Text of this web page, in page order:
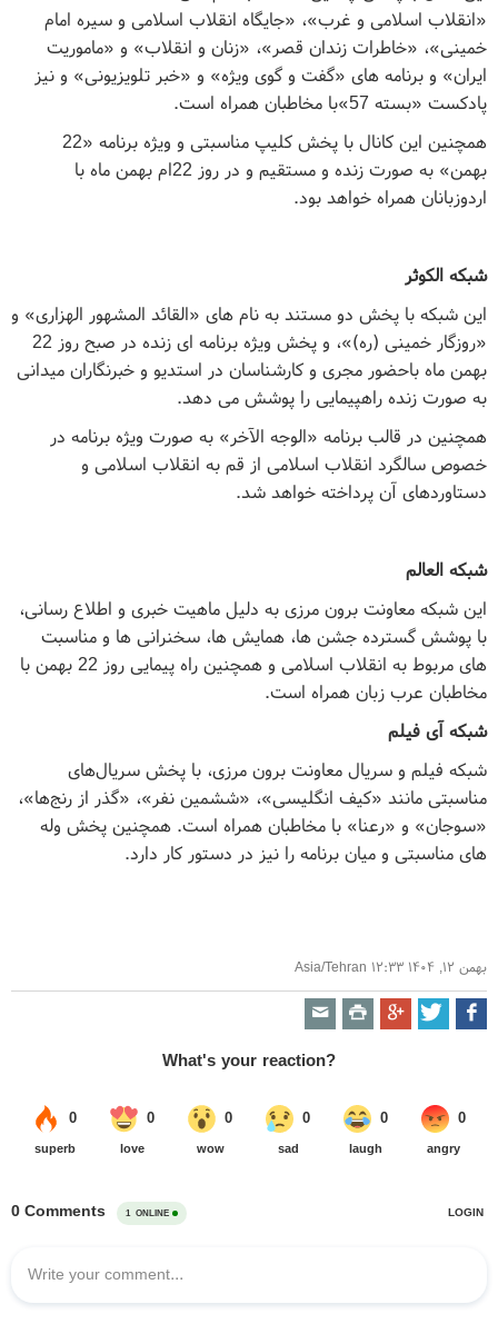
«انقلاب اسلامی و غرب»، «جایگاه انقلاب اسلامی و سیره امام
خمینی»، «خاطرات زندان قصر»، «زنان و انقلاب» و «ماموریت
ایران» و برنامه های «گفت و گوی ویژه» و «خبر تلویزیونی» و نیز
پادکست «بسته 57»با مخاطبان همراه است.
همچنین این کانال با پخش کلیپ مناسبتی و ویژه برنامه «22
بهمن» به صورت زنده و مستقیم و در روز 22ام بهمن ماه با
اردوزبانان همراه خواهد بود.
شبکه الکوثر
این شبکه با پخش دو مستند به نام های «القائد المشهور الهزاری» و
«روزگار خمینی (ره)»، و پخش ویژه برنامه ای زنده در صبح روز 22
بهمن ماه باحضور مجری و کارشناسان در استدیو و خبرنگاران میدانی
به صورت زنده راهپیمایی را پوشش می دهد.
همچنین در قالب برنامه «الوجه الآخر» به صورت ویژه برنامه در
خصوص سالگرد انقلاب اسلامی از قم به انقلاب اسلامی و
دستاوردهای آن پرداخته خواهد شد.
شبکه العالم
این شبکه معاونت برون مرزی به دلیل ماهیت خبری و اطلاع رسانی،
با پوشش گسترده جشن ها، همایش ها، سخنرانی ها و مناسبت
های مربوط به انقلاب اسلامی و همچنین راه پیمایی روز 22 بهمن با
مخاطبان عرب زبان همراه است.
شبکه آی فیلم
شبکه فیلم و سریال معاونت برون مرزی، با پخش سریال‌های
مناسبتی مانند «کیف انگلیسی»، «ششمین نفر»، «گذر از رنج‌ها»،
«سوجان» و «رعنا» با مخاطبان همراه است. همچنین پخش وله
های مناسبتی و میان برنامه را نیز در دستور کار دارد.
بهمن ۱۲, ۱۴۰۴ ۱۲:۳۳ Asia/Tehran